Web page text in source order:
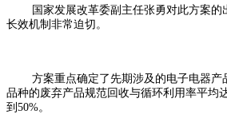
国家发展改革委副主任张勇对此方案的出
长效机制非常迫切。
方案重点确定了先期涉及的电子电器产品
品种的废弃产品规范回收与循环利用率平均
到50%。